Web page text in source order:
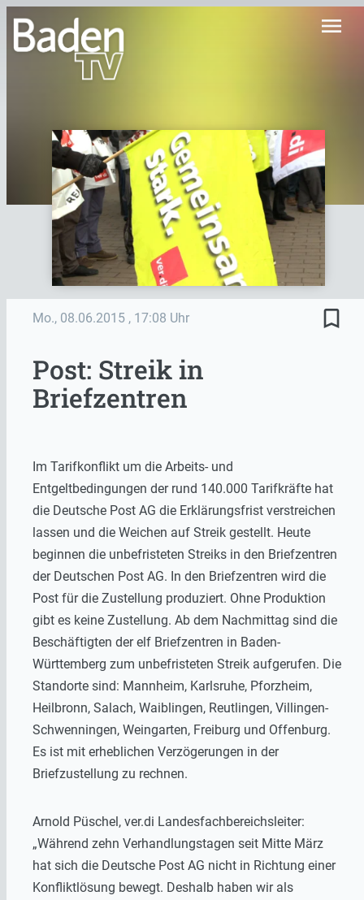
menu
Mo., 08.06.2015 , 17:08 Uhr bookmark_border
Post: Streik in
Briefzentren
Im Tarifkonflikt um die Arbeits- und
Entgeltbedingungen der rund 140.000 Tarifkräfte hat
die Deutsche Post AG die Erklärungsfrist verstreichen
lassen und die Weichen auf Streik gestellt. Heute
beginnen die unbefristeten Streiks in den Briefzentren
der Deutschen Post AG. In den Briefzentren wird die
Post für die Zustellung produziert. Ohne Produktion
gibt es keine Zustellung. Ab dem Nachmittag sind die
Beschäftigten der elf Briefzentren in Baden-
Württemberg zum unbefristeten Streik aufgerufen. Die
Standorte sind: Mannheim, Karlsruhe, Pforzheim,
Heilbronn, Salach, Waiblingen, Reutlingen, Villingen-
Schwenningen, Weingarten, Freiburg und Offenburg.
Es ist mit erheblichen Verzögerungen in der
Briefzustellung zu rechnen.
Arnold Püschel, ver.di Landesfachbereichsleiter:
„Während zehn Verhandlungstagen seit Mitte März
hat sich die Deutsche Post AG nicht in Richtung einer
Konfliktlösung bewegt. Deshalb haben wir als